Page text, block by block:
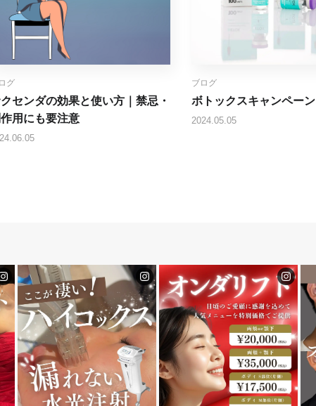
グ
センダの効果と使い方｜禁忌・
用にも要注意
ブログ
ボトックスキャンペーン
2024.05.05